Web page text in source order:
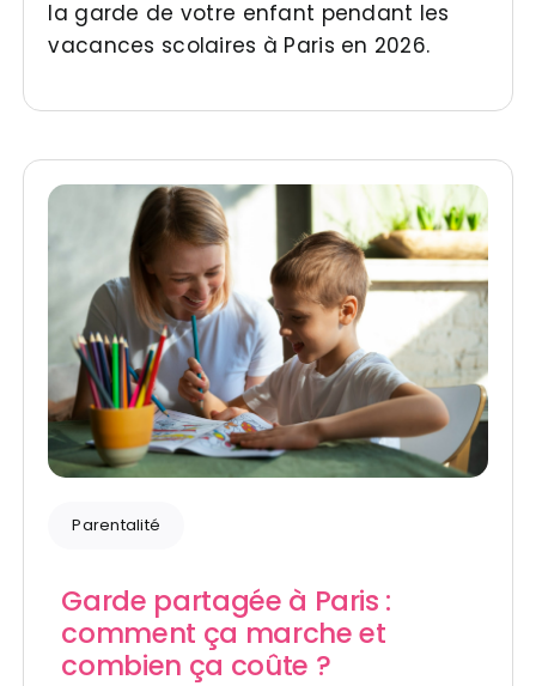
la garde de votre enfant pendant les
vacances scolaires à Paris en 2026.
Parentalité
Garde partagée à Paris :
comment ça marche et
combien ça coûte ?